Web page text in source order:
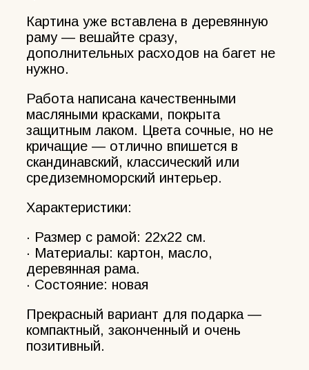
Картина уже вставлена в деревянную
раму — вешайте сразу,
дополнительных расходов на багет не
нужно.
Работа написана качественными
масляными красками, покрыта
защитным лаком. Цвета сочные, но не
кричащие — отлично впишется в
скандинавский, классический или
средиземноморский интерьер.
Характеристики:
· Размер с рамой: 22х22 см.
· Материалы: картон, масло,
деревянная рама.
· Состояние: новая
Прекрасный вариант для подарка —
компактный, законченный и очень
позитивный.